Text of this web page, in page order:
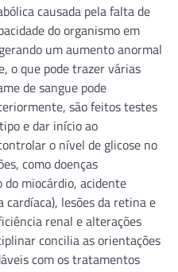
causada pela falta de
do organismo em
um aumento anormal
o que pode trazer várias
de sangue pode
são feitos testes
e dar início ao
o nível de glicose no
como doenças
miocárdio, acidente
lesões da retina e
renal e alterações
concilia as orientações
com os tratamentos